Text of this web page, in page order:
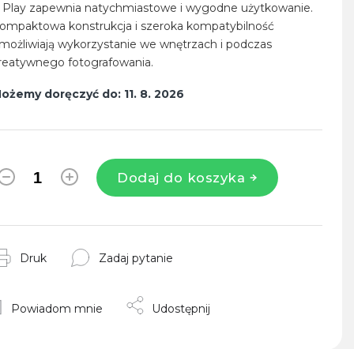
doręczyć do: 11. 8. 2026
Dodaj do koszyka
Play zapewnia natychmiastowe i wygodne użytkowanie.
konstrukcja i szeroka kompatybilność
wykorzystanie we wnętrzach i podczas
fotografowania.
Druk Zadaj pytanie
Powiadom mnie Udostępnij